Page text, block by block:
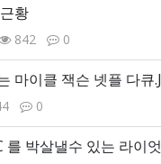
황
842 0
마이클 잭슨 넷플 다큐
0
를 박살낼수 있는 라이엇